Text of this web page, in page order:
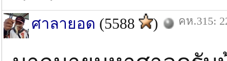
ศาลายอด (5588 ) คห.315: